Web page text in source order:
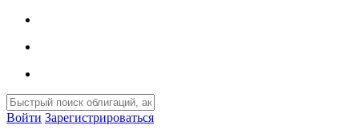
Войти Зарегистрироваться